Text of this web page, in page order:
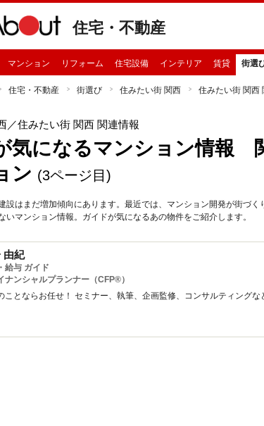
住宅・不動産
マンション リフォーム 住宅設備 インテリア 賃貸 街選
住宅・不動産 街選び 住みたい街 関西 住みたい街 関西
／住みたい街 関西 関連情報
気になるマンション情報
ン (3ページ目)
設はまだ増加傾向にあります。最近では、マンション開発が街づ
いマンション情報。ガイドが気になるあの物件をご紹介します。
由紀
給与 ガイド
ナンシャルプランナー（CFP®）
ことならお任せ！ セミナー、執筆、企画監修、コンサルティングな